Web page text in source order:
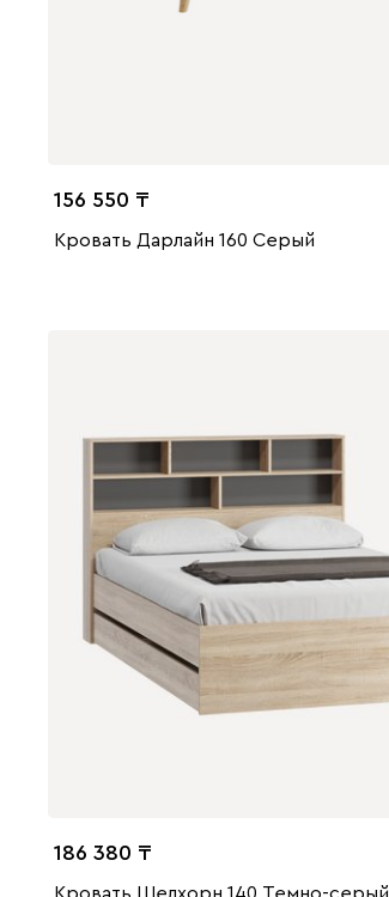
156 550
Кровать Дарлайн 160 Серый
186 380